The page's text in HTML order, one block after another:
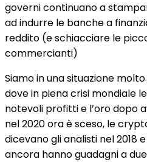
governi continuano a
ad indurre le banche a
reddito (e schiacciare le
commercianti)
Siamo in una situazione
dove in piena crisi mondiale
notevoli profitti e l’oro dopo
nel 2020 ora è sceso, le
dicevano gli analisti nel 2018
ancora hanno guadagni a